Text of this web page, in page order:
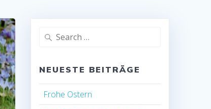
Search
NEUESTE BEITRÄGE
Frohe Ostern